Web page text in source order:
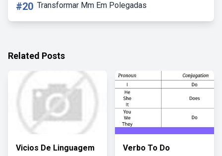
#20 Transformar Mm Em Polegadas
Related Posts
Vicios De Linguagem
Verbo To Do